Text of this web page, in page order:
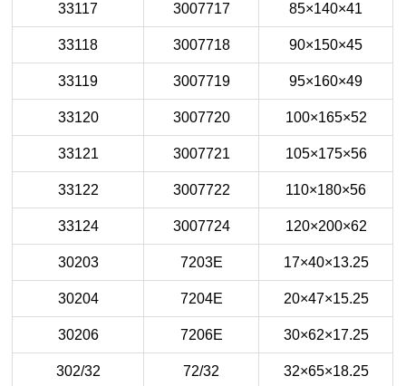
33117 3007717 85×140×41
33118 3007718 90×150×45
33119 3007719 95×160×49
33120 3007720 100×165×52
33121 3007721 105×175×56
33122 3007722 110×180×56
33124 3007724 120×200×62
30203 7203E 17×40×13.25
30204 7204E 20×47×15.25
30206 7206E 30×62×17.25
302/32 72/32 32×65×18.25